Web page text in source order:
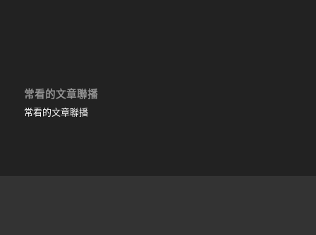
常看的文章聯播
常看的文章聯播